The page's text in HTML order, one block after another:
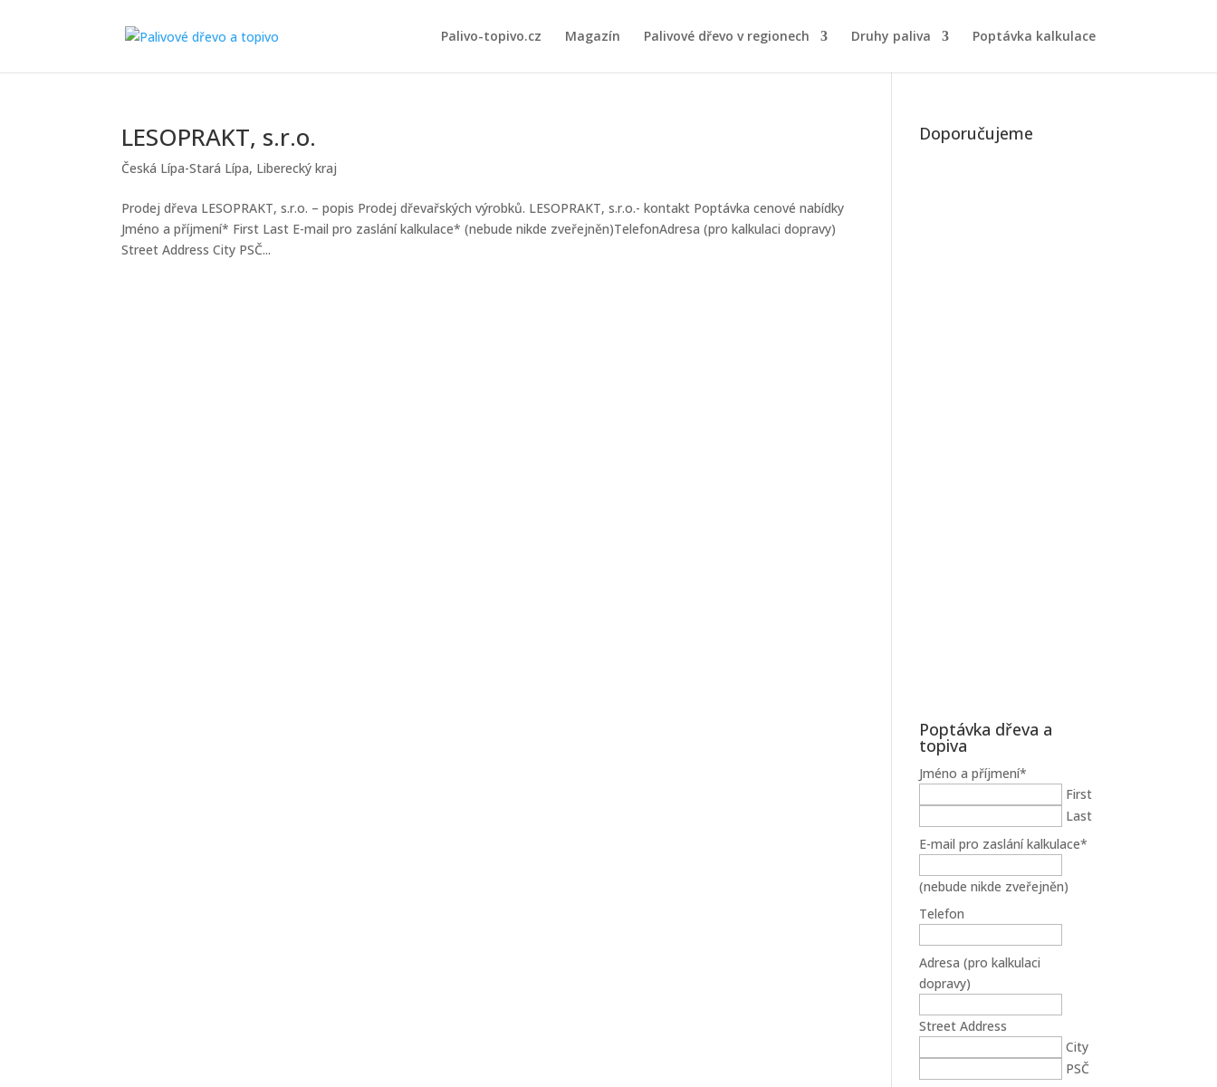
Palivo-topivo.cz Magazín Palivové dřevo v regionech Druhy paliva Poptávka kalkulace
LESOPRAKT, s.r.o.
Česká Lípa-Stará Lípa, Liberecký kraj
Prodej dřeva LESOPRAKT, s.r.o. – popis Prodej dřevařských výrobků. LESOPRAKT, s.r.o.- kontakt Poptávka cenové nabídky
Jméno a příjmení* First Last E-mail pro zaslání kalkulace* (nebude nikde zveřejněn)TelefonAdresa (pro kalkulaci dopravy)
Street Address City PSČ...
Doporučujeme
Poptávka dřeva a
topiva
Jméno a příjmení*
First
Last
E-mail pro zaslání kalkulace*
(nebude nikde zveřejněn)
Telefon
Adresa (pro kalkulaci
dopravy)
Street Address
City
PSČ